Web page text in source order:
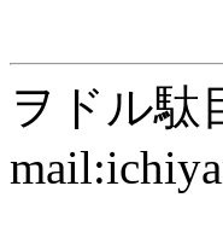
ヲドル駄